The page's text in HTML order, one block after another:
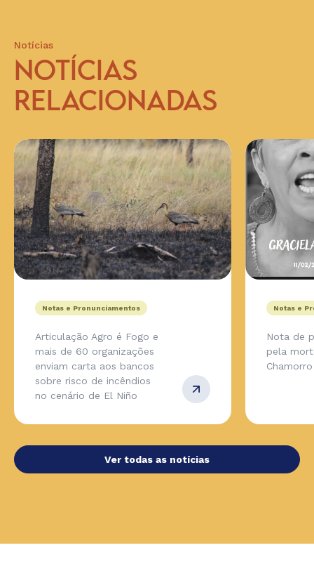
Notícias
NOTÍCIAS
RELACIONADAS
Notas e Pronunciamentos
Articulação Agro é Fogo e
mais de 60 organizações
enviam carta aos bancos
sobre risco de incêndios
no cenário de El Niño
Notas e
Nota de
pela
Chamorro
Ver todas as notícias